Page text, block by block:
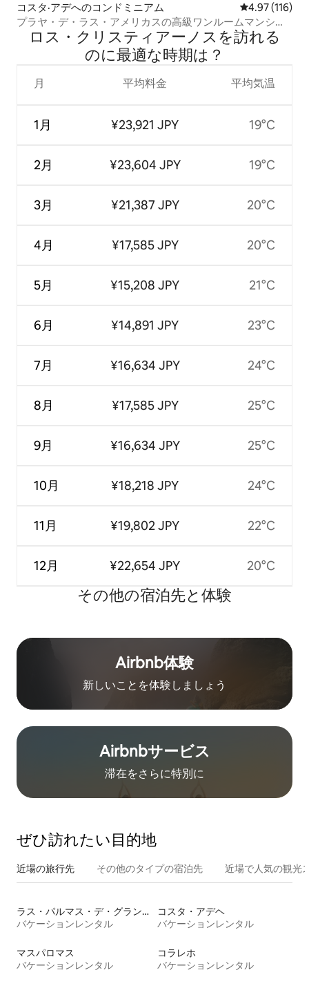
コスタ·アデへのコンドミニアム レビュー116
4.97 (116)
プラヤ・デ・ラス・アメリカスの高級ワンルームマンショ
ロス・クリスティアーノスを訪⁠れ⁠る
の⁠に最⁠適⁠な時⁠期⁠は⁠？
月
1月
2月
3月
4月
5月
6月
7月
8月
9月
10月
11月
12月
平均料金
¥23,921 JPY
¥23,604 JPY
¥21,387 JPY
¥17,585 JPY
¥15,208 JPY
¥14,891 JPY
¥16,634 JPY
¥17,585 JPY
¥16,634 JPY
¥18,218 JPY
¥19,802 JPY
¥22,654 JPY
平均気温
19°C
19°C
20°C
20°C
21°C
23°C
24°C
25°C
25°C
24°C
22°C
20°C
その他の宿⁠泊⁠先と体⁠験
Airbnb体験
新しいことを体験しましょう
Airbnb⁠サ⁠ー⁠ビ⁠ス
滞在をさ⁠ら⁠に特⁠別⁠に
ぜひ訪⁠れ⁠た⁠い目⁠的⁠地
近場の旅行先 その他のタ⁠イ⁠プ⁠の宿⁠泊⁠先 近場で人気の観光
ラス・パルマス・デ・グラン・カナリア
バケーションレンタル
コスタ・アデヘ
バケーションレンタル
マスパロマス
バケーションレンタル
コラレホ
バケーションレンタル